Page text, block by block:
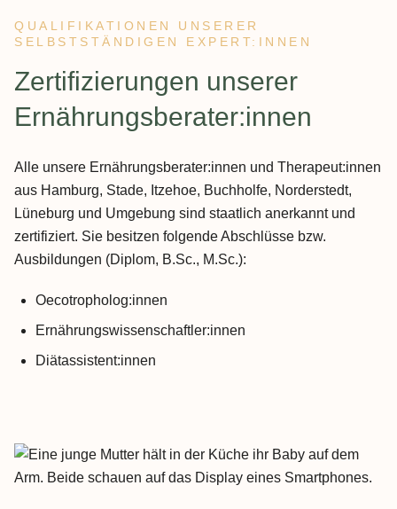
QUALIFIKATIONEN UNSERER
SELBSTSTÄNDIGEN EXPERT:INNEN
:
Zertifizierungen unserer
Ernährungsberater:innen
Alle unsere Ernährungsberater:innen und Therapeut:innen
aus Hamburg, Stade, Itzehoe, Buchholfe, Norderstedt,
Lüneburg und Umgebung sind staatlich anerkannt und
zertifiziert. Sie besitzen folgende Abschlüsse bzw.
Ausbildungen (Diplom, B.Sc., M.Sc.):
Oecotropholog:innen
Ernährungswissenschaftler:innen
Diätassistent:innen